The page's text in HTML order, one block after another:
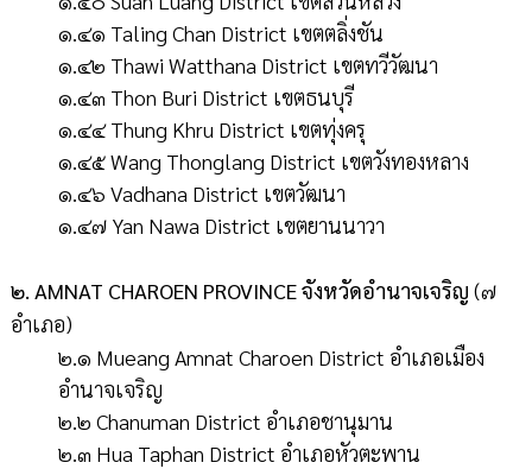
๑.๔๑ Taling Chan District เขตตลิ่งชัน
๑.๔๒ Thawi Watthana District เขตทวีวัฒนา
๑.๔๓ Thon Buri District เขตธนบุรี
๑.๔๔ Thung Khru District เขตทุ่งครุ
๑.๔๕ Wang Thonglang District เขตวังทองหลาง
๑.๔๖ Vadhana District เขตวัฒนา
๑.๔๗ Yan Nawa District เขตยานนาวา
๒. AMNAT CHAROEN PROVINCE จังหวัดอำนาจเจริญ (๗
อำเภอ)
๒.๑ Mueang Amnat Charoen District อำเภอเมือง
อำนาจเจริญ
๒.๒ Chanuman District อำเภอชานุมาน
๒.๓ Hua Taphan District อำเภอหัวตะพาน